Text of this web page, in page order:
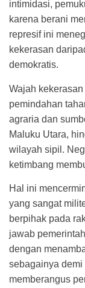
intimidasi,
karena berani
represif ini
kekerasan
demokratis.
Wajah
pemindahan
agraria dan
Maluku Utara,
wilayah sipil.
ketimbang
Hal ini
yang sangat
berpihak pada
jawab
dengan
sebagainya
memberangus